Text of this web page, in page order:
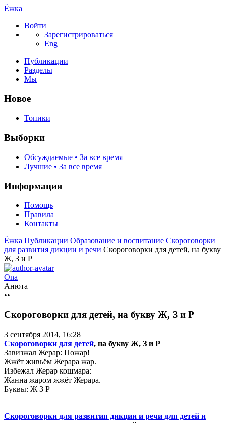
Ёжка
Войти
Зарегистрироваться
Eng
Публикации
Разделы
Мы
Новое
Топики
Выборки
Обсуждаемые • За все время
Лучшие • За все время
Информация
Помощь
Правила
Контакты
Ёжка Публикации Образование и воспитание Скороговорки
для развития дикции и речи Скороговорки для детей, на букву
Ж, З и Р
Ona
Анюта
••
Скороговорки для детей, на букву Ж, З и Р
3 сентября 2014, 16:28
Скороговорки для детей, на букву Ж, З и Р
Завизжал Жерар: Пожар!
Жжёт живьём Жерара жар.
Избежал Жерар кошмара:
Жанна жаром жжёт Жерара.
Буквы: Ж З Р
Скороговорки для развития дикции и речи для детей и